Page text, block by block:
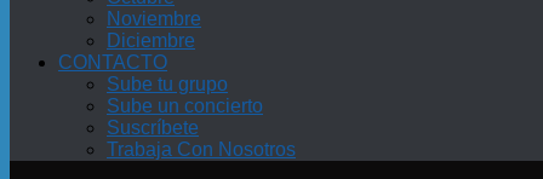
Noviembre
Diciembre
CONTACTO
Sube tu grupo
Sube un concierto
Suscríbete
Trabaja Con Nosotros